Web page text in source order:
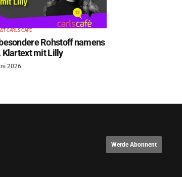
CARLS CAFÉ
Rohstoff namens
Klartext mit Lilly
2026
Werde Abonnent